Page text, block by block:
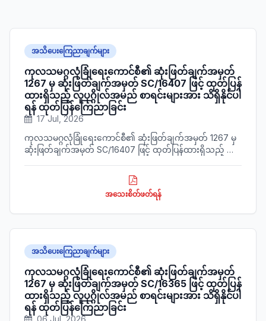
အသိပေးကြေညာချက်များ
ကုလသမဂ္ဂလုံခြုံရေးကောင်စီ၏ ဆုံးဖြတ်ချက်အမှတ်
1267 မှ ဆုံးဖြတ်ချက်အမှတ် SC/16407 ဖြင့် ထုတ်ပြန်
ထားရှိသည့် လူပုဂ္ဂိုလ်အမည် စာရင်းများအား သိရှိနိုင်ပါ
ရန် ထုတ်ပြန်ကြေညာခြင်း
17 Jul, 2026
ကုလသမဂ္ဂလုံခြုံရေးကောင်စီ၏ ဆုံးဖြတ်ချက်အမှတ် 1267 မှ
ဆုံးဖြတ်ချက်အမှတ် SC/16407 ဖြင့် ထုတ်ပြန်ထားရှိသည့် လူ
အသေးစိတ်ဖတ်ရန်
အသိပေးကြေညာချက်များ
ကုလသမဂ္ဂလုံခြုံရေးကောင်စီ၏ ဆုံးဖြတ်ချက်အမှတ်
1267 မှ ဆုံးဖြတ်ချက်အမှတ် SC/16365 ဖြင့် ထုတ်ပြန်
ထားရှိသည့် လူပုဂ္ဂိုလ်အမည် စာရင်းများအား သိရှိနိုင်ပါ
ရန် ထုတ်ပြန်ကြေညာခြင်း
06 Jul, 2026